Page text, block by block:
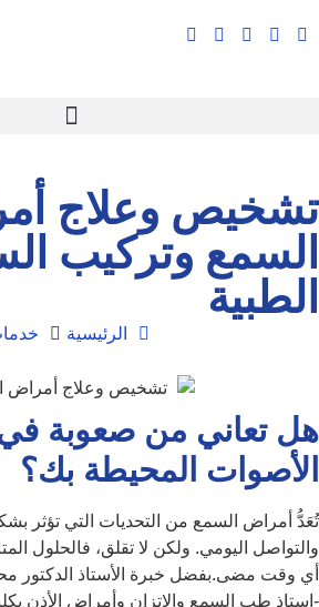
تشخيص وعلاج
السمع وتركيب
الطبية
الرئيسية
هل تعاني من صعوبة
الأصوات المحيطة بك؟
تُعَدُّ أمراض السمع من التحديات التي تؤثر
والتواصل اليومي. ولكن لا تقلق، فالحلول
أي وقت مضى.بفضل خبرة الأستاذ
-استاذ طب السمع والاتزان وأمراض الأذن